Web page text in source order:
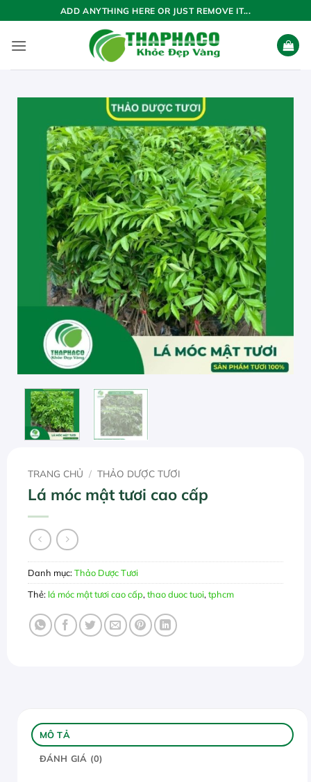
qua
nội
ADD ANYTHING HERE OR JUST REMOVE IT...
TRANG CHỦ / THẢO DƯỢC TƯƠI
Lá móc mật tươi cao cấp
Danh mục:Thảo Dược Tươi
Thẻ: lá móc mật tươi cao cấp,thao duoc tuoi,tphcm
MÔ TẢ
ĐÁNH GIÁ (0)